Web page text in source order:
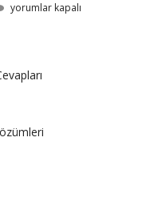
yorumlar kapalı